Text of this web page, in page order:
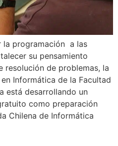
la programación a las
su pensamiento
resolución de problemas, la
Informática de la Facultad
está desarrollando un
como preparación
Chilena de Informática